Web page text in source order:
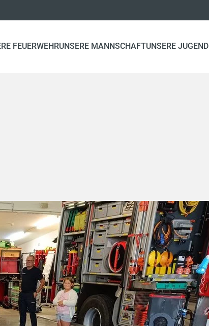
FEUERWEHRUNSERE MANNSCHAFTUNSERE JUGEND